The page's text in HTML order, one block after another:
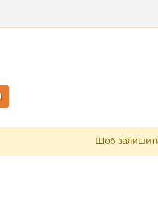
Щоб залишити